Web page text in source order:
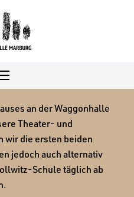
an der Waggonhalle
Theater- und
wir die ersten beiden
jedoch auch alternativ
Schule täglich ab